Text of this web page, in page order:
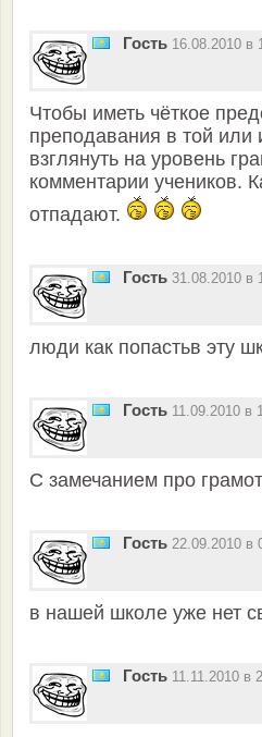
Гость 16.08.2010 в
Чтобы иметь чёткое
преподавания в той или
взглянуть на уровень
комментарии учеников.
отпадают.
Гость 31.08.2010 в
люди как попастьв эту
Гость 11.09.2010 в
С замечанием про
Гость 22.09.2010 в
в нашей школе уже нет
Гость 11.11.2010 в